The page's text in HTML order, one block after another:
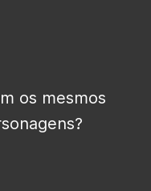
os mesmos